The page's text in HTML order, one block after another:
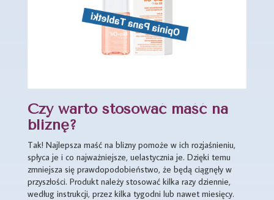
Czy warto stosować maść na
bliznę?
Tak! Najlepsza maść na blizny pomoże w ich rozjaśnieniu,
spłyca je i co najważniejsze, uelastycznia je. Dzięki temu
zmniejsza się prawdopodobieństwo, że będą ciągnęły w
przyszłości. Produkt należy stosować kilka razy dziennie,
według instrukcji, przez kilka tygodni lub nawet miesięcy.